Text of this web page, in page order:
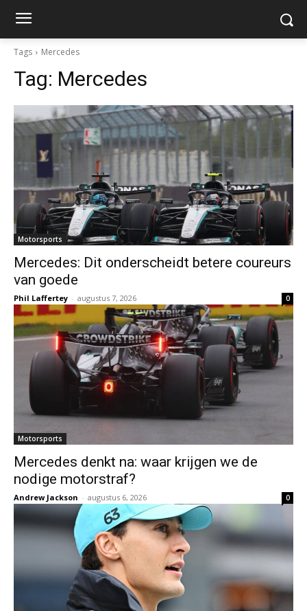
Tags Mercedes
Tag: Mercedes
Motorsports
Mercedes: Dit onderscheidt betere coureurs
van goede
Phil Laffertey - augustus 7, 2026 0
Motorsports
Mercedes denkt na: waar krijgen we de
nodige motorstraf?
Andrew Jackson - augustus 6, 2026 0